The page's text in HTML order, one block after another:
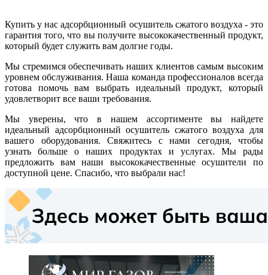
Купить у нас адсорбционный осушитель сжатого воздуха - это
гарантия того, что вы получите высококачественный продукт,
который будет служить вам долгие годы.
Мы стремимся обеспечивать наших клиентов самым высоким
уровнем обслуживания. Наша команда профессионалов всегда
готова помочь вам выбрать идеальный продукт, который
удовлетворит все ваши требования.
Мы уверены, что в нашем ассортименте вы найдете
идеальный адсорбционный осушитель сжатого воздуха для
вашего оборудования. Свяжитесь с нами сегодня, чтобы
узнать больше о наших продуктах и услугах. Мы рады
предложить вам наши высококачественные осушители по
доступной цене. Спасибо, что выбрали нас!